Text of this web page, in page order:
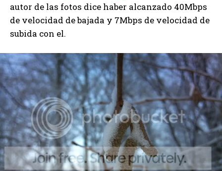
autor de las fotos dice haber alcanzado 40Mbps
de velocidad de bajada y 7Mbps de velocidad de
subida con el.